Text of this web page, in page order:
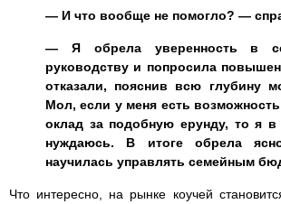
— И что вообще не помогло? —
— Я обрела уверенность в
руководству и попросила
отказали, пояснив всю глубину
Мол, если у меня есть
оклад за подобную ерунду, то я в
нуждаюсь. В итоге обрела
научилась управлять семейным
Что интересно, на рынке коучей